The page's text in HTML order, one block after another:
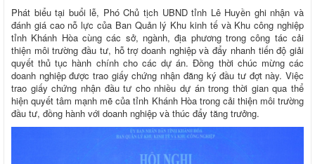
Phát biểu tại buổi lễ, Phó Chủ tịch UBND tỉnh Lê Huyền ghi nhận và
đánh giá cao nỗ lực của Ban Quản lý Khu kinh tế và Khu công nghiệp
tỉnh Khánh Hòa cùng các sở, ngành, địa phương trong công tác cải
thiện môi trường đầu tư, hỗ trợ doanh nghiệp và đẩy nhanh tiến độ giải
quyết thủ tục hành chính cho các dự án. Đồng thời chúc mừng các
doanh nghiệp được trao giấy chứng nhận đăng ký đầu tư đợt này. Việc
trao giấy chứng nhận đầu tư cho nhiều dự án trong thời gian qua thể
hiện quyết tâm mạnh mẽ của tỉnh Khánh Hòa trong cải thiện môi trường
đầu tư, đồng hành với doanh nghiệp và thúc đẩy tăng trưởng.